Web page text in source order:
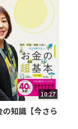
10:27
知識【今さら